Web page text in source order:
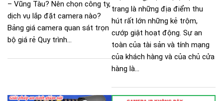
– Vũng Tàu? Nên chọn công ty,
dịch vụ lắp đặt camera nào?
Bảng giá camera quan sát trọn
bộ giá rẻ Quy trình...
trang là những địa điểm thu
hút rất lớn những kẻ trộm,
cướp giật hoạt động. Sự an
toàn của tài sản và tính mạng
của khách hàng và của chủ cửa
hàng là...